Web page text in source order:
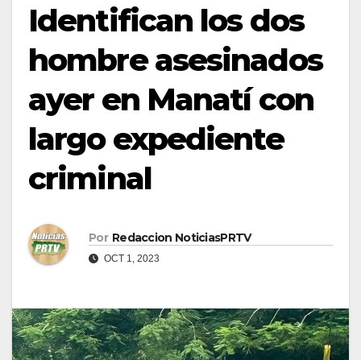
Identifican los dos
hombre asesinados
ayer en Manatí con
largo expediente
criminal
Por Redaccion NoticiasPRTV
OCT 1, 2023